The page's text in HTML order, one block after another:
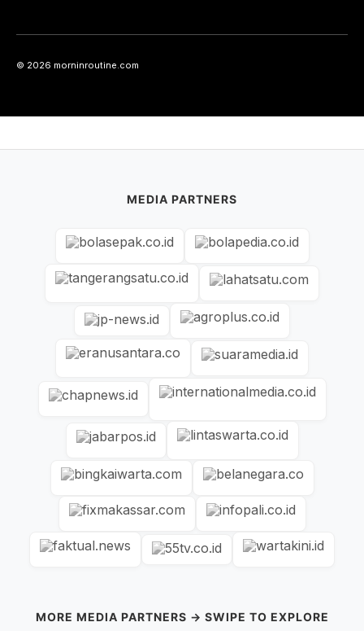
© 2026 morninroutine.com
MEDIA PARTNERS
MORE MEDIA PARTNERS → SWIPE TO EXPLORE